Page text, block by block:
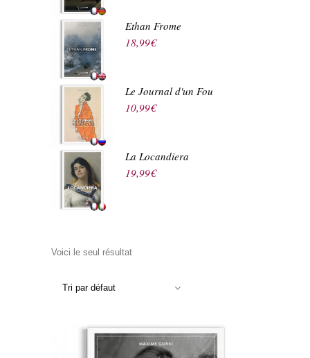
Ethan Frome
18,99€
Le Journal d'un Fou
10,99€
La Locandiera
19,99€
Voici le seul résultat
Tri par défaut